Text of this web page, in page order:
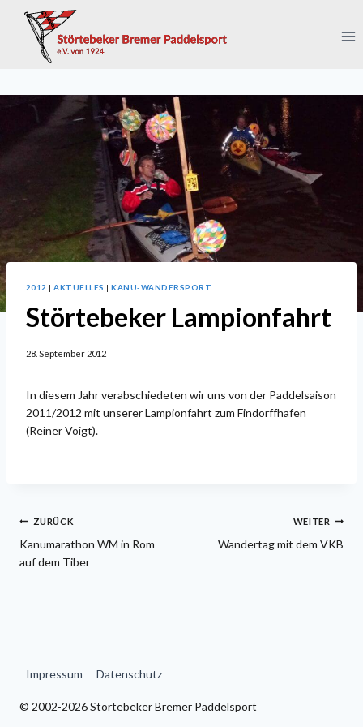
Inhalt
springen
2012 |AKTUELLES |KANU-WANDERSPORT
Störtebeker Lampionfahrt
28. September 2012
In diesem Jahr verabschiedeten wir uns von der Paddelsaison
2011/2012 mit unserer Lampionfahrt zum Findorffhafen
(Reiner Voigt).
Beitragsnavigation
ZURÜCK
Kanumarathon WM in Rom
auf dem Tiber
WEITER
Wandertag mit dem VKB
Impressum Datenschutz
© 2002-2026 Störtebeker Bremer Paddelsport